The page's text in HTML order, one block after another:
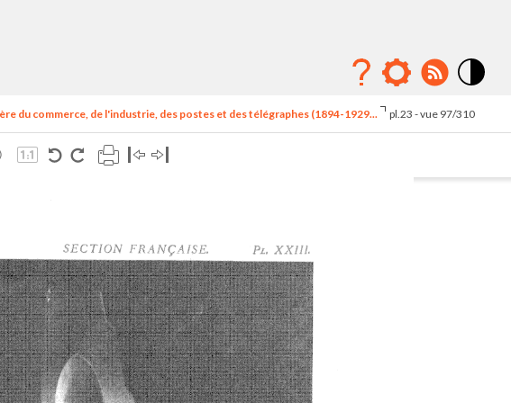
élévé
du commerce, de l'industrie, des postes et des télégraphes (1894-1929... pl.23 - vue 97/310